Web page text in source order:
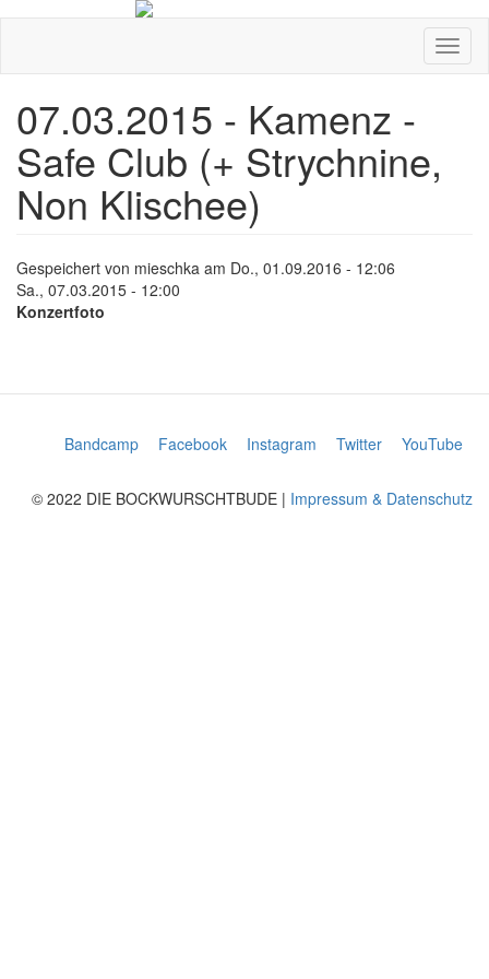
07.03.2015 - Kamenz -
Safe Club (+ Strychnine,
Non Klischee)
Gespeichert von mieschka am Do., 01.09.2016 - 12:06
Sa., 07.03.2015 - 12:00
Konzertfoto
Bandcamp Facebook Instagram Twitter YouTube
© 2022 DIE BOCKWURSCHTBUDE | Impressum & Datenschutz